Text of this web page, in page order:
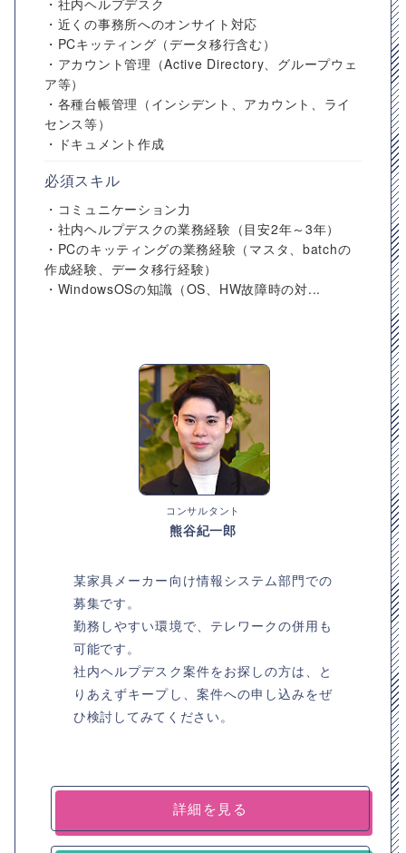
・社内ヘルプデスク
・近くの事務所へのオンサイト対応
・PCキッティング（データ移行含む）
・アカウント管理（Active Directory、グループウェ
ア等）
・各種台帳管理（インシデント、アカウント、ライ
センス等）
・ドキュメント作成
必須スキル
・コミュニケーション力
・社内ヘルプデスクの業務経験（目安2年～3年）
・PCのキッティングの業務経験（マスタ、batchの
作成経験、データ移行経験）
・WindowsOSの知識（OS、HW故障時の対...
コンサルタント
熊谷紀一郎
某家具メーカー向け情報システム部門での
募集です。
勤務しやすい環境で、テレワークの併用も
可能です。
社内ヘルプデスク案件をお探しの方は、と
りあえずキープし、案件への申し込みをぜ
ひ検討してみてください。
詳細を見る